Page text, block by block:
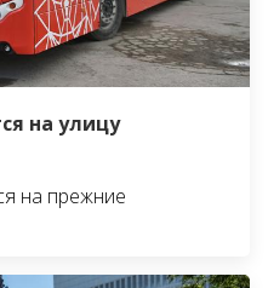
на улицу
на прежние